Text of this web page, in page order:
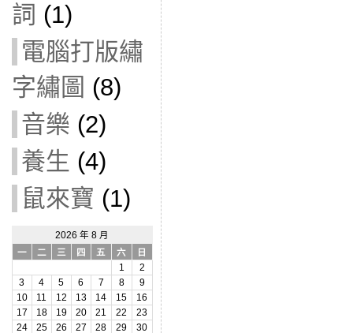
詞 (1)
電腦打版繡
字繡圖 (8)
音樂 (2)
養生 (4)
鼠來寶 (1)
2026 年 8 月
一
二 三 四 五 六
日
1
2
3
4 5 6 7 8
9
10
11 12 13 14 15
16
17
18 19 20 21 22
23
24
25 26 27 28 29
30